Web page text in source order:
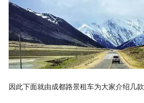
因此下面就由成都路景租车为大家介绍几款